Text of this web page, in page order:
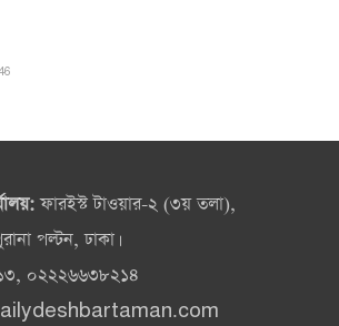
ফারইস্ট টাওয়ার-২ (৩য় তলা),
পল্টন, ঢাকা।
০২২২৬৬৩৮২১৪